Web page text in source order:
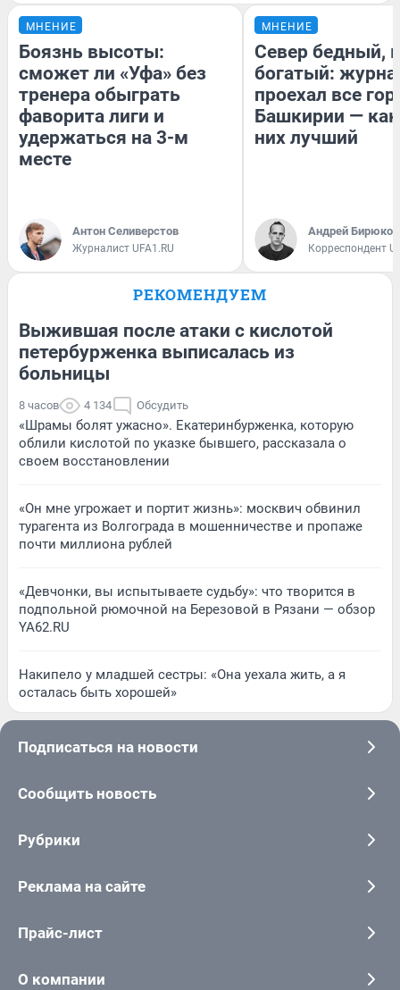
МНЕНИЕ
Боязнь высоты:
сможет ли «Уфа» без
тренера обыграть
фаворита лиги и
удержаться на 3-м
месте
Антон Селиверстов
Журналист UFA1.RU
МНЕНИЕ
Север бедный,
богатый:
проехал все
Башкирии —
них лучший
Андрей Бирюков
Корреспондент
РЕКОМЕНДУЕМ
Выжившая после атаки с кислотой
петербурженка выписалась из
больницы
8 часов 4 134 Обсудить
«Шрамы болят ужасно». Екатеринбурженка, которую
облили кислотой по указке бывшего, рассказала о
своем восстановлении
«Он мне угрожает и портит жизнь»: москвич обвинил
турагента из Волгограда в мошенничестве и пропаже
почти миллиона рублей
«Девчонки, вы испытываете судьбу»: что творится в
подпольной рюмочной на Березовой в Рязани — обзор
YA62.RU
Накипело у младшей сестры: «Она уехала жить, а я
осталась быть хорошей»
Подписаться на новости
Сообщить новость
Рубрики
Реклама на сайте
Прайс-лист
О компании